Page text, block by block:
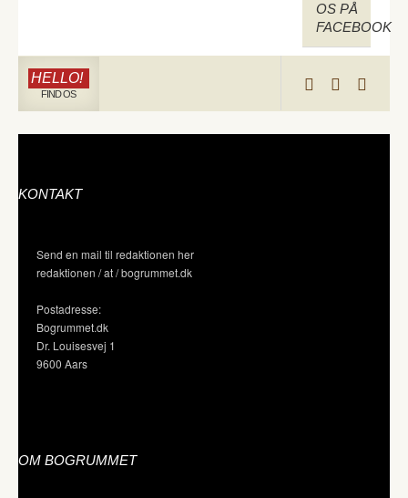
OS PÅ
FACEBOOK
HELLO!
FIND OS
KONTAKT
Send en mail til redaktionen her
redaktionen / at / bogrummet.dk
Postadresse:
Bogrummet.dk
Dr. Louisesvej 1
9600 Aars
OM BOGRUMMET